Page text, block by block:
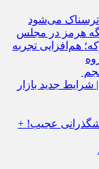
ترسناک می‌شود
هرمز در مجلس
هم‌افزایی تجربه
جدید بازار
عجیب! +